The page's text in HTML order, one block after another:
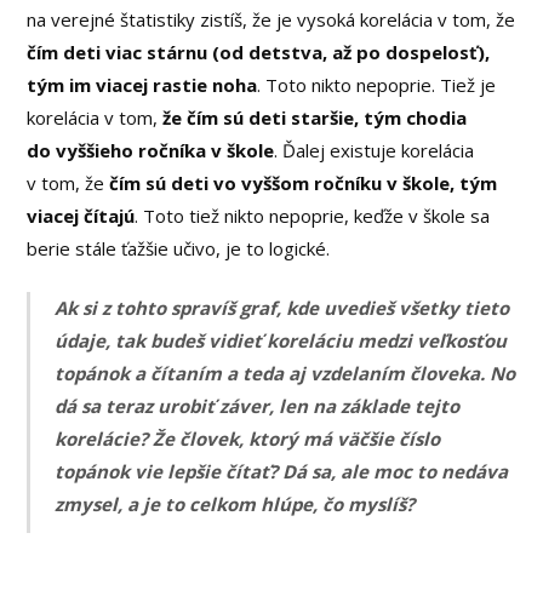
na verejné štatistiky zistíš, že je vysoká korelácia v tom, že
čím deti viac stárnu (od detstva, až po dospelosť),
tým im viacej rastie noha. Toto nikto nepoprie. Tiež je
korelácia v tom,že čím sú deti staršie, tým chodia
do vyššieho ročníka v škole. Ďalej existuje korelácia
v tom, žečím sú deti vo vyššom ročníku v škole, tým
viacej čítajú. Toto tiež nikto nepoprie, keďže v škole sa
berie stále ťažšie učivo, je to logické.
Ak si z tohto spravíš graf, kde uvedieš všetky tieto
údaje, tak budeš vidieť koreláciu medzi veľkosťou
topánok a čítaním a teda aj vzdelaním človeka. No
dá sa teraz urobiť záver, len na základe tejto
korelácie? Že človek, ktorý má väčšie číslo
topánok vie lepšie čítať? Dá sa, ale moc to nedáva
zmysel, a je to celkom hlúpe, čo myslíš?